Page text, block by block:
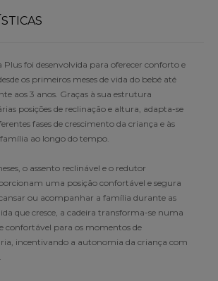
Plus foi desenvolvida para oferecer conforto e
os primeiros meses de vida do bebé até
aos 3 anos. Graças à sua estrutura
posições de reclinação e altura, adapta-se
fases de crescimento da criança e às
família ao longo do tempo.
o assento reclinável e o redutor
uma posição confortável e segura
ou acompanhar a família durante as
que cresce, a cadeira transforma-se numa
confortável para os momentos de
incentivando a autonomia da criança com